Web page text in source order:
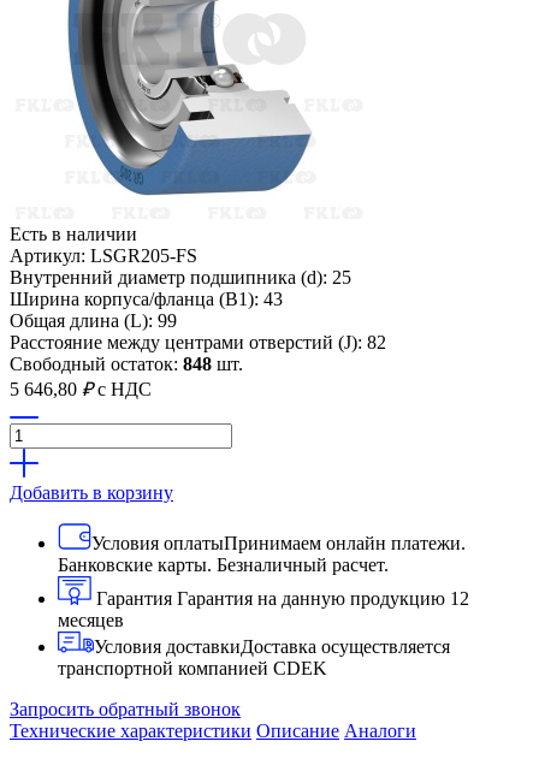
Есть в наличии
Артикул: LSGR205-FS
Внутренний диаметр подшипника (d): 25
Ширина корпуса/фланца (B1): 43
Общая длина (L): 99
Расстояние между центрами отверстий (J): 82
Свободный остаток: 848 шт.
5 646,80 ₽ с НДС
Добавить в корзину
Условия оплатыПринимаем онлайн платежи.
Банковские карты. Безналичный расчет.
Гарантия Гарантия на данную продукцию 12
месяцев
Условия доставкиДоставка осуществляется
транспортной компанией CDEK
Запросить обратный звонок
Технические характеристики Описание Аналоги